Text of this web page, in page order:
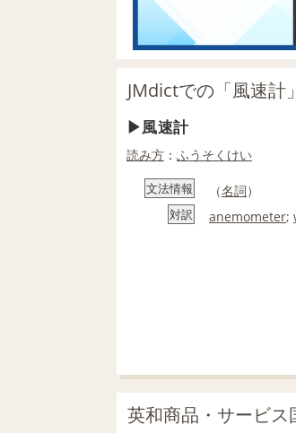
JMdictでの「風速計
風速計
読み方 ： ふうそくけい
文法情報 （名詞）
対訳 anemometer;
英和商品・サービ